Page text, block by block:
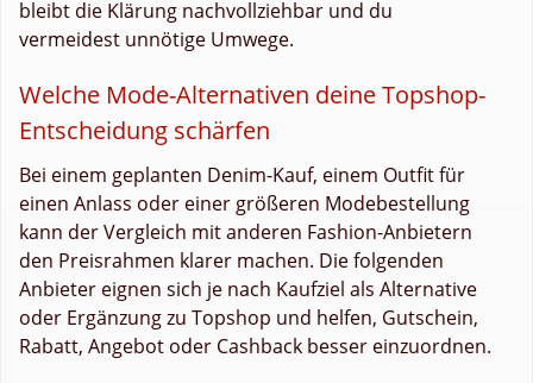
bleibt die Klärung nachvollziehbar und du
vermeidest unnötige Umwege.
Welche Mode-Alternativen deine Topshop-
Entscheidung schärfen
Bei einem geplanten Denim-Kauf, einem Outfit für
einen Anlass oder einer größeren Modebestellung
kann der Vergleich mit anderen Fashion-Anbietern
den Preisrahmen klarer machen. Die folgenden
Anbieter eignen sich je nach Kaufziel als Alternative
oder Ergänzung zu Topshop und helfen, Gutschein,
Rabatt, Angebot oder Cashback besser einzuordnen.